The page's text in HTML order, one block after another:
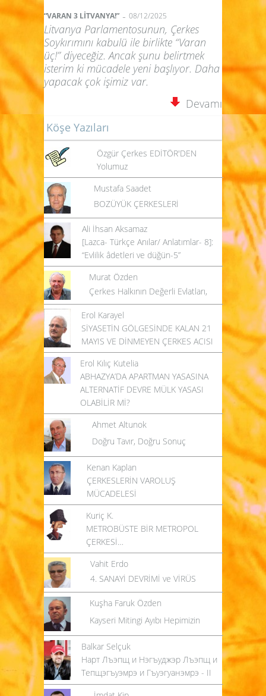
“VARAN 3 LİTVANYA!” - 08/12/2025
Litvanya Parlamentosunun, Çerkes
Soykırımını kabulü ile birlikte “Varan
üç!” diyeceğiz. Ancak şunu belirtmek
isterim ki mücadele yeni başlıyor. Daha
yapacak çok işimiz var.
Devamı
Köşe Yazıları
Özgür Çerkes EDİTÖR'DEN
Yolumuz
Mustafa Saadet
BOZÜYÜK ÇERKESLERİ
Ali İhsan Aksamaz
[Lazca- Türkçe Anılar/ Anlatımlar- 8]:
“Evlilik âdetleri ve düğün-5”
Murat Özden
Çerkes Halkının Değerli Evlatları,
Erol Karayel
SİYASETİN GÖLGESİNDE KALAN 21
MAYIS VE DİNMEYEN ÇERKES ACISI
Erol Kılıç Kutelia
ABHAZYA’DA APARTMAN YASASINA
ALTERNATİF DEVRE MÜLK YASASI
OLABİLİR Mİ?
Ahmet Altunok
Doğru Tavır, Doğru Sonuç
Kenan Kaplan
ÇERKESLERİN VAROLUŞ
MÜCADELESİ
Kuriç K.
METROBÜSTE BİR METROPOL
ÇERKESİ…
Vahit Erdo
4. SANAYİ DEVRİMİ ve VİRÜS
Kuşha Faruk Özden
Kayseri Mitingi Ayıbı Hepimizin
Balkar Selçuk
Нарт Лъэпщ и Нэгъуджэр Лъэпщ и
Тепщэгъуэмрэ и Гъуэгуанэмрэ - II